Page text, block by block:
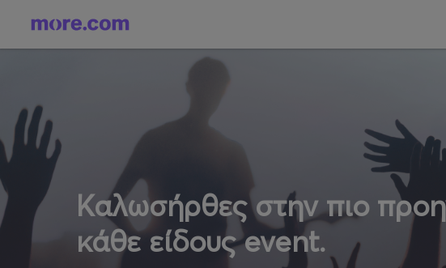
Καλωσήρθες στην πιο
κάθε είδους event.